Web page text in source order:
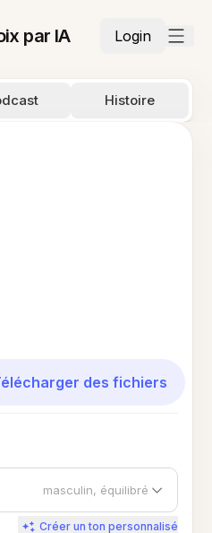
par IA Login
Histoire
des fichiers
masculin, équilibré
Créer un ton personnalisé